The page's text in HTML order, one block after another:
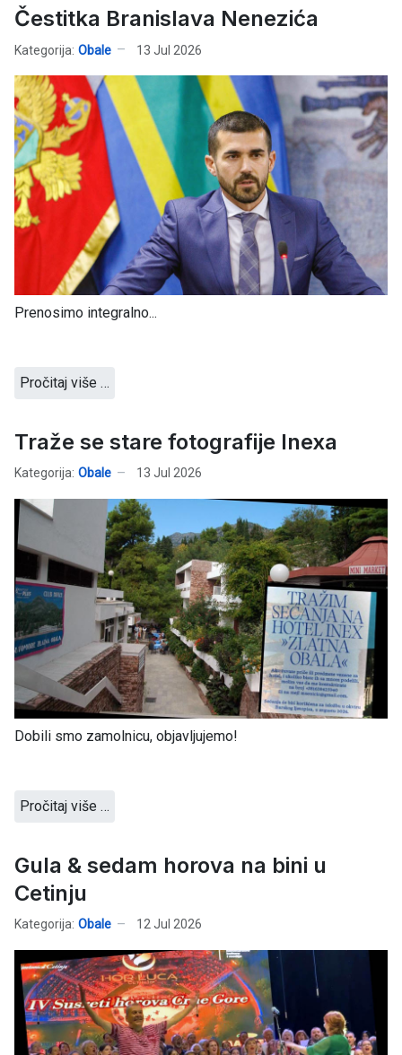
Čestitka Branislava Nenezića
Kategorija: Obale 13 Jul 2026
Prenosimo integralno...
Pročitaj više …
Traže se stare fotografije Inexa
Kategorija: Obale 13 Jul 2026
Dobili smo zamolnicu, objavljujemo!
Pročitaj više …
Gula & sedam horova na bini u
Cetinju
Kategorija: Obale 12 Jul 2026